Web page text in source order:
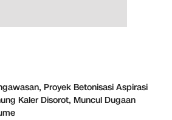
Proyek Betonisasi Aspirasi
Kaler Disorot, Muncul Dugaan